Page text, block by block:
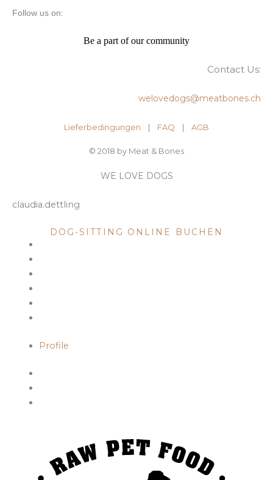
Follow us on:
Be a part of our community
Contact Us:
welovedogs@meatbones.ch
Lieferbedingungen | FAQ | ​ AGB
© 2018 by Meat & Bones
WE LOVE DOGS
claudia.dettling
DOG-SITTING ONLINE BUCHEN
Profile